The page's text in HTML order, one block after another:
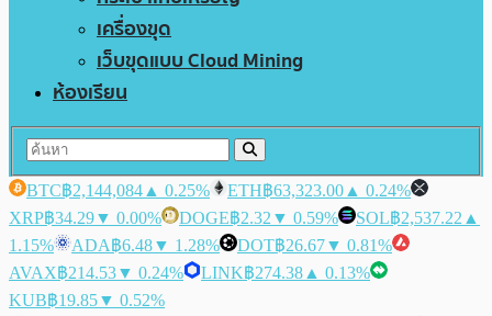
เครื่องขุด
เว็บขุดแบบ Cloud Mining
ห้องเรียน
BTC฿2,144,084 ▲ 0.25% ETH฿63,323.00 ▲ 0.24%
XRP฿34.29▼ 0.00% DOGE฿2.32 ▼ 0.59% SOL฿2,537.22 ▲
1.15%
ADA฿6.48▼ 1.28% DOT฿26.67▼ 0.81%
AVAX฿214.53▼ 0.24% LINK฿274.38 ▲ 0.13%
KUB฿19.85▼ 0.52%